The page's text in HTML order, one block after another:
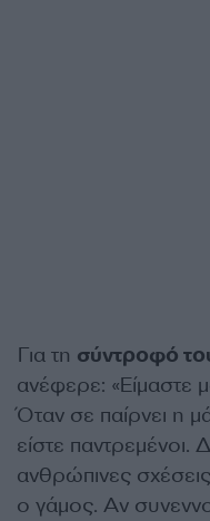
Για τη σύντροφό
ανέφερε: «Είμαστε
Όταν σε παίρνει η
είστε παντρεμένοι.
ανθρώπινες
ο γάμος. Αν